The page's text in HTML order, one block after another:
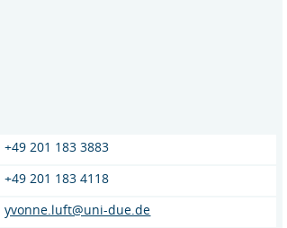
+49 201 183 3883
+49 201 183 4118
yvonne.luft@uni-due.de